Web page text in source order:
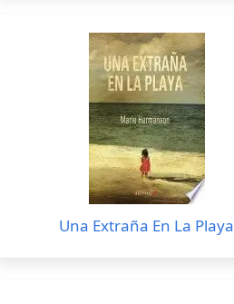
Una Extraña En La Playa